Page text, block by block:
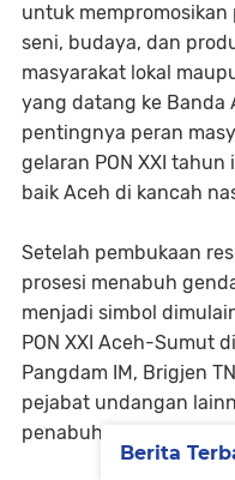
untuk
seni, budaya, dan
masyarakat lokal
yang datang ke Banda
pentingnya peran
gelaran PON XXI
baik Aceh di kancah
Setelah pembukaan
prosesi menabuh
menjadi simbol
PON XXI Aceh-Sumut
Pangdam IM, Brigjen
pejabat undangan
penabuhan gendang ini.
Berita